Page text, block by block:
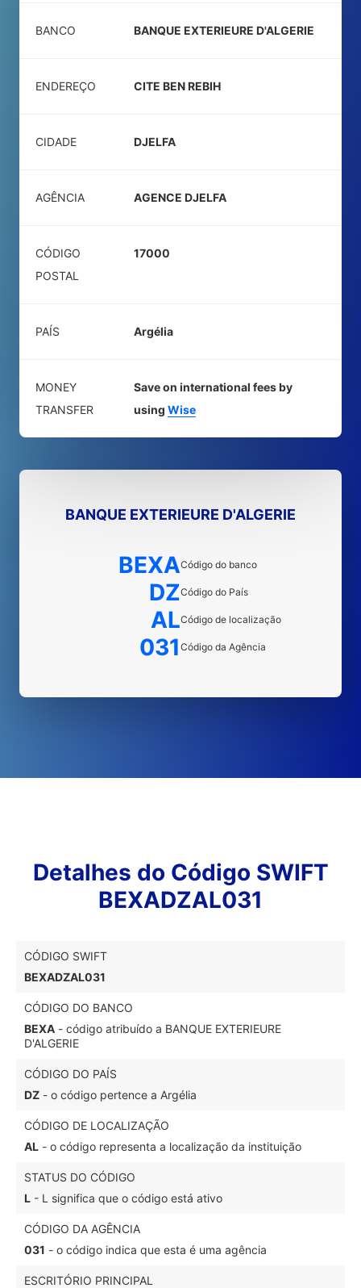
BANCO BANQUE EXTERIEURE D'ALGERIE
ENDEREÇO CITE BEN REBIH
CIDADE DJELFA
AGÊNCIA AGENCE DJELFA
CÓDIGO
POSTAL
17000
PAÍS Argélia
MONEY
TRANSFER
Save on international fees by
using Wise
BANQUE EXTERIEURE D'ALGERIE
BEXACódigo do banco
DZCódigo do País
ALCódigo de localização
031 Código da Agência
Detalhes do Código SWIFT
BEXADZAL031
CÓDIGO SWIFT
BEXADZAL031
CÓDIGO DO BANCO
BEXA - código atribuído a BANQUE EXTERIEURE
D'ALGERIE
CÓDIGO DO PAÍS
DZ - o código pertence a Argélia
CÓDIGO DE LOCALIZAÇÃO
AL - o código representa a localização da instituição
STATUS DO CÓDIGO
L - L significa que o código está ativo
CÓDIGO DA AGÊNCIA
031 - o código indica que esta é uma agência
ESCRITÓRIO PRINCIPAL